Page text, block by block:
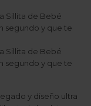
Sillita de Bebé
segundo y que te
Sillita de Bebé
segundo y que te
y diseño ultra